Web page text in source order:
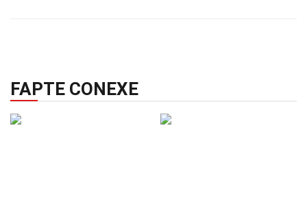
FAPTE CONEXE